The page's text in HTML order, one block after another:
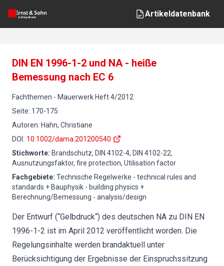
Artikeldatenbank
DIN EN 1996-1-2 und NA - heiße
Bemessung nach EC 6
Fachthemen - Mauerwerk Heft4/2012
Seite: 170-175
Autoren: Hahn, Christiane
DOI : 10.1002/dama.201200540
Stichworte: Brandschutz, DIN 4102-4, DIN 4102-22,
Ausnutzungsfaktor, fire protection, Utilisation factor
Fachgebiete: Technische Regelwerke - technical rules and
standards + Bauphysik - building physics +
Berechnung/Bemessung - analysis/design
Der Entwurf (“Gelbdruck“) des deutschen NA zu DIN EN
1996-1-2 ist im April 2012 veröffentlicht worden. Die
Regelungsinhalte werden brandaktuell unter
Berücksichtigung der Ergebnisse der Einspruchssitzung